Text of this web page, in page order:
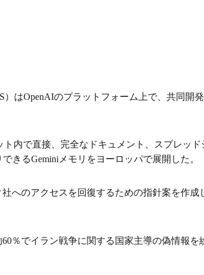
）はOpenAIのプラットフォーム上で、共同
ト内で直接、完全なドキュメント、スプレッ
きるGeminiメモリをヨーロッパで展開した。
へのアクセスを回復するための指針案を作
％でイラン戦争に関する国家主導の偽情報